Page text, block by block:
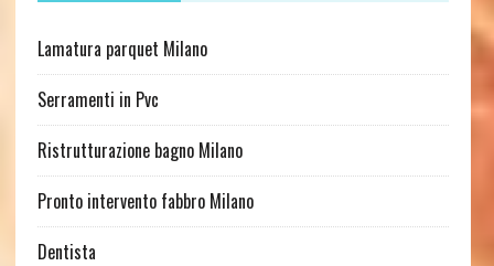
Lamatura parquet Milano
Serramenti in Pvc
Ristrutturazione bagno Milano
Pronto intervento fabbro Milano
Dentista